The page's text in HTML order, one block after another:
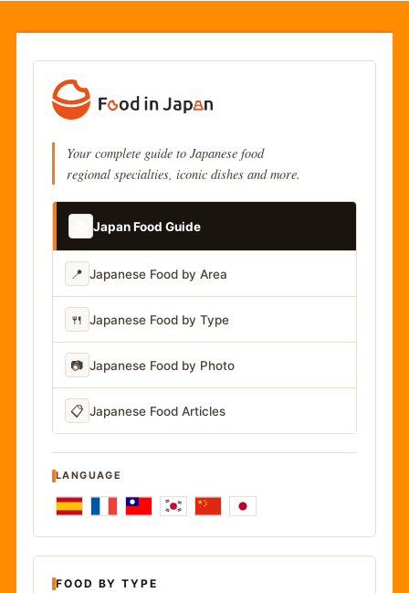
Your complete guide to Japanese food
regional specialties, iconic dishes and more.
Japan Food Guide
📍 Japanese Food by Area
🍴 Japanese Food by Type
📷 Japanese Food by Photo
📋 Japanese Food Articles
LANGUAGE
FOOD BY TYPE